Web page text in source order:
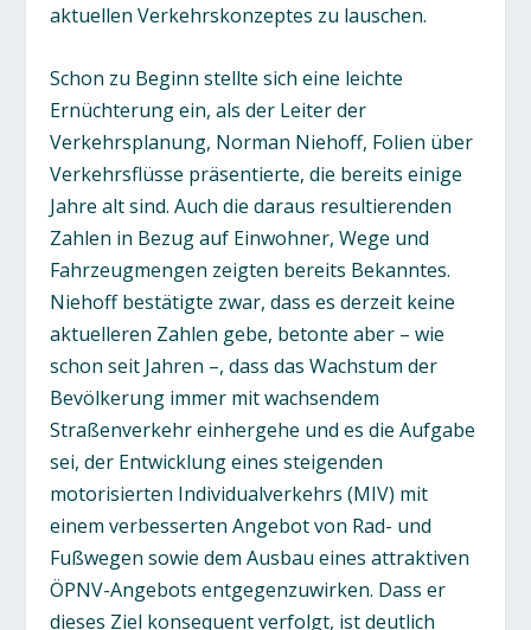
aktuellen Verkehrskonzeptes zu lauschen.
Schon zu Beginn stellte sich eine leichte
Ernüchterung ein, als der Leiter der
Verkehrsplanung, Norman Niehoff, Folien über
Verkehrsflüsse präsentierte, die bereits einige
Jahre alt sind. Auch die daraus resultierenden
Zahlen in Bezug auf Einwohner, Wege und
Fahrzeugmengen zeigten bereits Bekanntes.
Niehoff bestätigte zwar, dass es derzeit keine
aktuelleren Zahlen gebe, betonte aber – wie
schon seit Jahren –, dass das Wachstum der
Bevölkerung immer mit wachsendem
Straßenverkehr einhergehe und es die Aufgabe
sei, der Entwicklung eines steigenden
motorisierten Individualverkehrs (MIV) mit
einem verbesserten Angebot von Rad- und
Fußwegen sowie dem Ausbau eines attraktiven
ÖPNV-Angebots entgegenzuwirken. Dass er
dieses Ziel konsequent verfolgt, ist deutlich